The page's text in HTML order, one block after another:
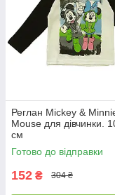
Реглан Mickey &
Mouse для дівчинки.
см
Готово до відправки
152 ₴ 304 ₴